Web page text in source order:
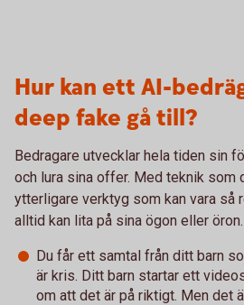
Hur kan ett AI-
deep fake gå till?
Bedragare utvecklar hela tiden sin
och lura sina offer. Med teknik som
ytterligare verktyg som kan vara så
alltid kan lita på sina ögon eller
Du får ett samtal från ditt barn
är kris. Ditt barn startar ett
om att det är på riktigt. Men det